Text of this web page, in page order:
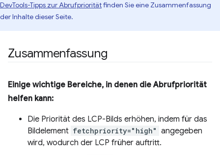
DevTools-Tipps zur Abrufprioritätfinden Sie eine Zusammenfassung
der Inhalte dieser Seite.
Zusammenfassung
Einige wichtige Bereiche, in denen die Abrufpriorität
helfen kann:
Die Priorität des LCP-Bilds erhöhen, indem für das
Bildelement fetchpriority="high" angegeben
wird, wodurch der LCP früher auftritt.